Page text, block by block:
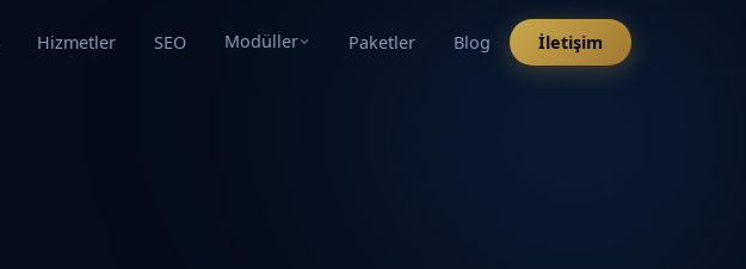
Hizmetler SEO Modüller Paketler Blog İletişim